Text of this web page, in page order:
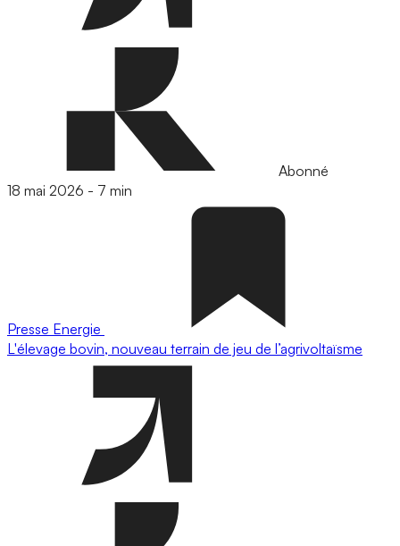
Abonné
18 mai 2026 - 7 min
Presse Energie
L'élevage bovin, nouveau terrain de jeu de l’agrivoltaïsme